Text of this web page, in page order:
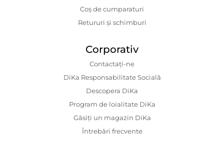
Coș de cumparaturi
Retururi și schimburi
Corporativ
Contactaţi-ne
DiKa Responsabilitate Socială
Descopera DiKa
Program de loialitate DiKa
Găsiți un magazin DiKa
Întrebări frecvente